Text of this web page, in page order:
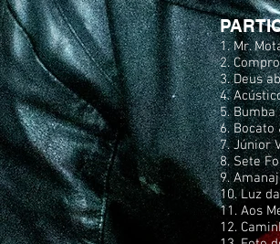
1. Mr.
2.
3. Deus
4.
5. Bumba
6. Bocato
7. Júnior
8. Sete
9.
10. Luz
11. Aos
12.